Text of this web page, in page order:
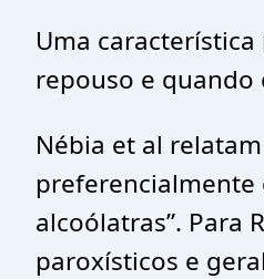
Uma
repouso e
Nébia et al
preferencialmente
alcoólatras”. Para
paroxísticos e